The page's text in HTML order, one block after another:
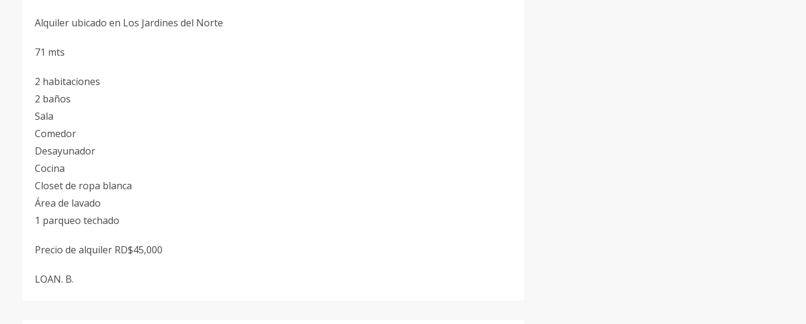
Alquiler ubicado en Los Jardines del Norte
71 mts
2 habitaciones
2 baños
Sala
Comedor
Desayunador
Cocina
Closet de ropa blanca
Área de lavado
1 parqueo techado
Precio de alquiler RD$45,000
LOAN. B.